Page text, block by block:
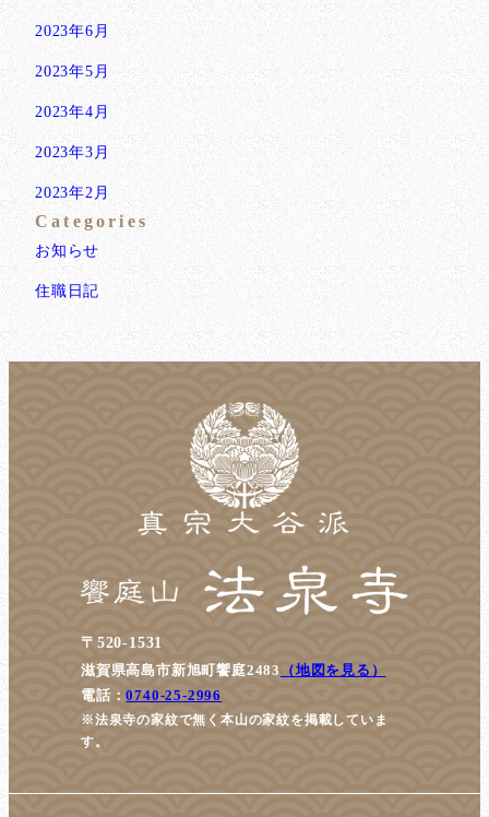
2023年6月
2023年5月
2023年4月
2023年3月
2023年2月
Categories
お知らせ
住職日記
〒520-1531
滋賀県高島市新旭町饗庭2483
（地図を見る）
電話：0740-25-2996
※法泉寺の家紋で無く本山の家紋を掲載していま
す。